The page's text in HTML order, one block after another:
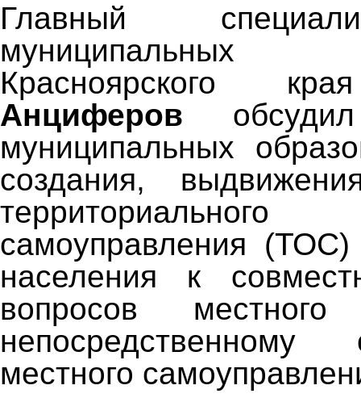
Главный
муниципальных
Красноярского
Анциферов
муниципальных
создания,
территориального
самоуправления
населения к
вопросов
непосредственному
местного